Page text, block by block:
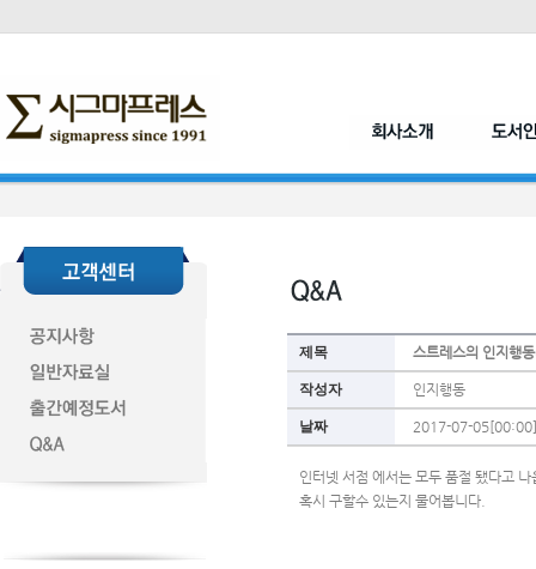
제목 스트레스의 인지행
작성자 인지행동
날짜 2017-07-05[00:00]
인터넷 서점 에서는 모두 품절 됐다고
혹시 구할수 있는지 물어봅니다.